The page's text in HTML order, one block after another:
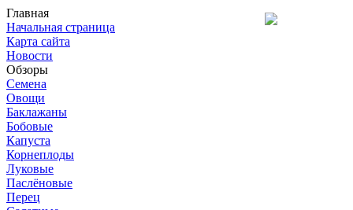
Главная
Начальная страница
Карта сайта
Новости
Обзоры
Семена
Овощи
Баклажаны
Бобовые
Капуста
Корнеплоды
Луковые
Паслёновые
Перец